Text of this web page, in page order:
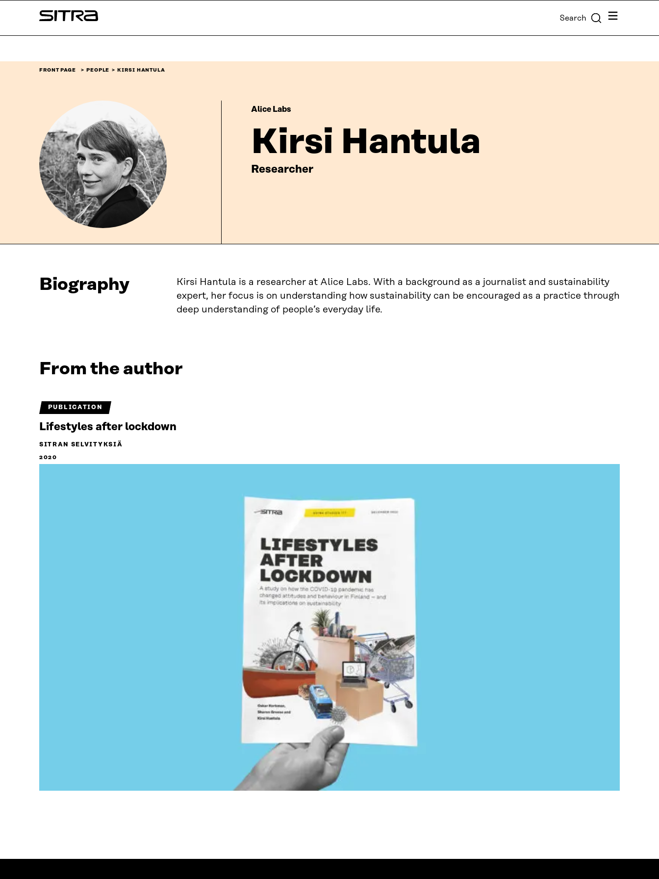
↓
Sitra Search Menu
FRONT PAGE PEOPLE KIRSI HANTULA
Alice Labs
Kirsi Hantula
Researcher
Biography
Kirsi Hantula is a researcher at Alice Labs. With a background as a journalist and sustainability
expert, her focus is on understanding how sustainability can be encouraged as a practice through
deep understanding of people’s everyday life.
From the author
PUBLICATION
Lifestyles after lockdown
SITRAN SELVITYKSIÄ
2020